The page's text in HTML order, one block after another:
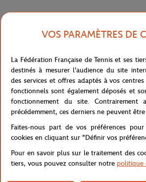
20,00 €
Fiole de terre battue véritable logo
multicolore
Lot de 3
terre-
VOS PARAMÈTRES DE
La Fédération Française de Tennis et ses
destinés à mesurer l'audience du site
des services et offres adaptés à vos
fonctionnels sont également déposés et
fonctionnement du site. Contrairement
précédemment, ces derniers ne peuvent être
Faites-nous part de vos préférences
cookies en cliquant sur "Définir vos
Pour en savoir plus sur le traitement des
tiers, vous pouvez consulter notre politique